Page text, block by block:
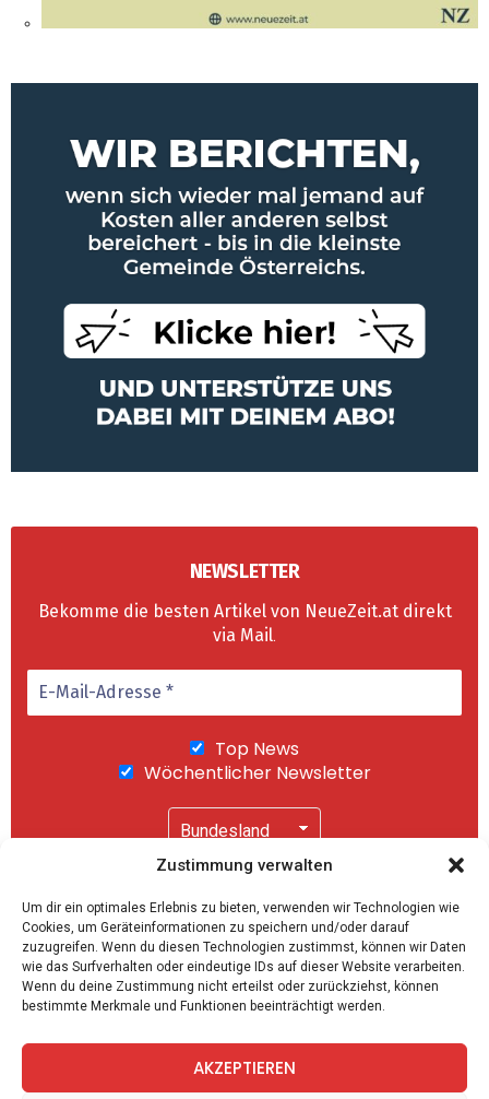
Zustimmung verwalten
Um dir ein optimales Erlebnis zu bieten, verwenden wir Technologien wie
Cookies, um Geräteinformationen zu speichern und/oder darauf
zuzugreifen. Wenn du diesen Technologien zustimmst, können wir Daten
wie das Surfverhalten oder eindeutige IDs auf dieser Website verarbeiten.
Wenn du deine Zustimmung nicht erteilst oder zurückziehst, können
bestimmte Merkmale und Funktionen beeinträchtigt werden.
AKZEPTIEREN
NEWSLETTER
Bekomme die besten Artikel von NeueZeit.at direkt
via Mail.
Top News
Wöchentlicher Newsletter
"Abonnieren" akzeptierst Du unsere
Datenschutzerklärung.